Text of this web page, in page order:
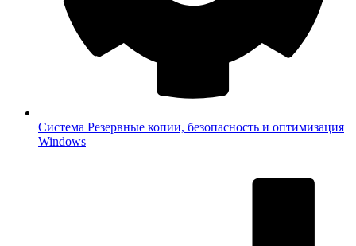
Система Резервные копии, безопасность и оптимизация
Windows